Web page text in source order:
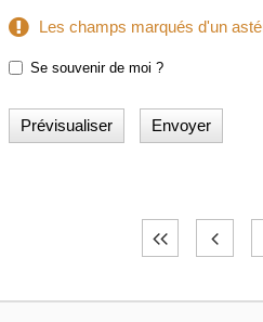
Les champs marqués d'un
Se souvenir de moi ?